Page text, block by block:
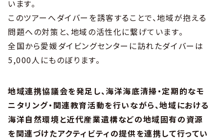
います。
このツアーへダイバーを誘客することで、地域が抱える
問題への対策と、地域の活性化に繋げています。
全国から愛媛ダイビングセンターに訪れたダイバーは
5,000人にものぼります。
地域連携協議会を発足し、海洋海底清掃・定期的なモ
ニタリング・関連教育活動を行いながら、地域における
海洋自然環境と近代産業遺構などの地域固有の資源
を関連づけたアクティビティの提供を連携して行ってい